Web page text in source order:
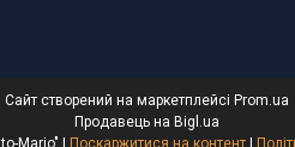
Сайт створений на маркетплейсі Prom.ua
Продавець на Bigl.ua
Интернет-магазин "Auto-Mario" | Поскаржитися на контент |